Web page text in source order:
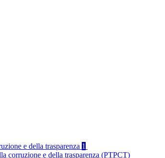
e della trasparenza 1
corruzione e della trasparenza (PTPCT)